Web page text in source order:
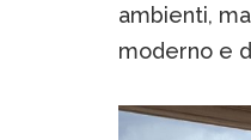
ambienti,
moderno e